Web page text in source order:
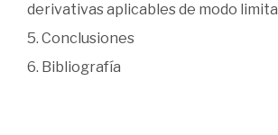
derivativas aplicables de modo
5. Conclusiones
6. Bibliografía